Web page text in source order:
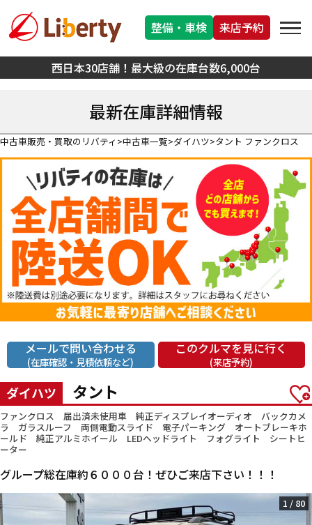
西日本30店舗！最大級の在庫台数6,000台
整備・車検 来店予約
最新在庫詳細情報
中古車販売・買取のリバティ 中古車一覧 ダイハツ タント ファンクロス
メールで問い合わせる
(在庫確認・見積依頼など)
このクルマを見に行く
(来店予約)
ダイハツ タント
ファンクロス 届出済未使用車 純正ディスプレイオーディオ バックカメ
ラ ガラスルーフ 両側電動スライド 電子パーキング オートブレーキホ
ールド 純正アルミホイール LEDヘッドライト フォグライト シートヒ
ーター
グループ総在庫約６０００台！ぜひご来店下さい！！！
1 / 80